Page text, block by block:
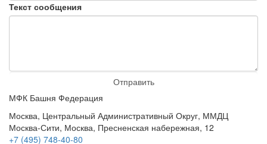
Текст сообщения
Отправить
МФК Башня Федерация
Москва, Центральный Административный Округ, ММДЦ
Москва-Сити, Москва, Пресненская набережная, 12
+7 (495) 748-40-80